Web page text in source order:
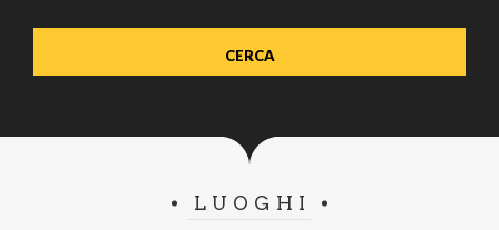
LUOGHI